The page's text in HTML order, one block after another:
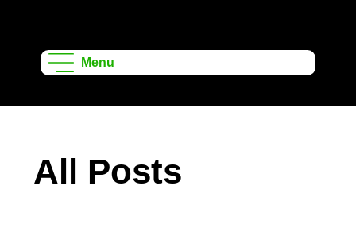
प्रोजेक्ट्स
Menu
All Posts